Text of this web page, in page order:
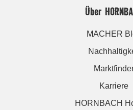
Über
MACHER
Karriere
HORNBACH